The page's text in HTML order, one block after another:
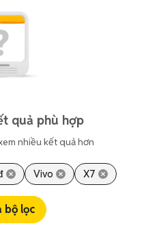
quả phù hợp
nhiều kết quả hơn
Vivo X7
bộ lọc